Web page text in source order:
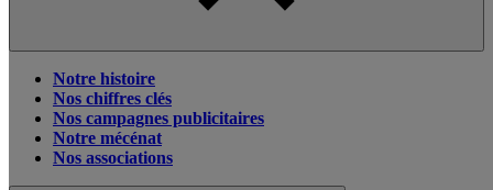
Notre histoire
Nos chiffres clés
Nos campagnes publicitaires
Notre mécénat
Nos associations